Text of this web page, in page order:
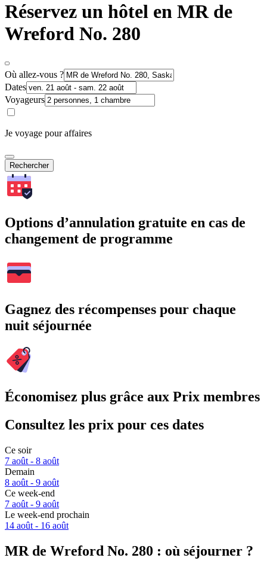
Réservez un hôtel en MR de
Wreford No. 280
Où allez-vous ?
Dates
Voyageurs
Je voyage pour affaires
Rechercher
Options d’annulation gratuite en cas de
changement de programme
Gagnez des récompenses pour chaque
nuit séjournée
Économisez plus grâce aux Prix membres
Consultez les prix pour ces dates
Ce soir
7 août - 8 août
Demain
8 août - 9 août
Ce week-end
7 août - 9 août
Le week-end prochain
14 août - 16 août
MR de Wreford No. 280 : où séjourner ?